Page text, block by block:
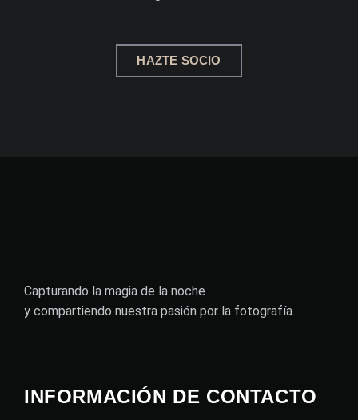
HAZTE SOCIO
Capturando la magia de la noche
y compartiendo nuestra pasión por la fotografía.
INFORMACIÓN DE CONTACTO